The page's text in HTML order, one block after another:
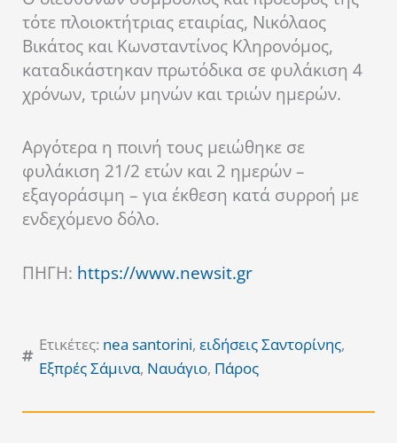
τότε πλοιοκτήτριας εταιρίας, Νικόλαος
Βικάτος και Κωνσταντίνος Κληρονόμος,
καταδικάστηκαν πρωτόδικα σε φυλάκιση 4
χρόνων, τριών μηνών και τριών ημερών.
Αργότερα η ποινή τους μειώθηκε σε
φυλάκιση 21/2 ετών και 2 ημερών –
εξαγοράσιμη – για έκθεση κατά συρροή με
ενδεχόμενο δόλο.
ΠΗΓΗ: https://www.newsit.gr
Ετικέτες: nea santorini, ειδήσεις Σαντορίνης,
Εξπρές Σάμινα, Ναυάγιο, Πάρος